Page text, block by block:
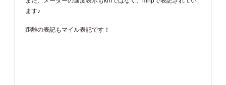
ます♪
距離の表記もマイル表記です！